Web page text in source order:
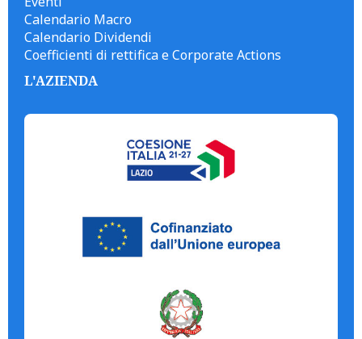
Calendario Macro
Calendario Dividendi
Coefficienti di rettifica e Corporate Actions
L'AZIENDA